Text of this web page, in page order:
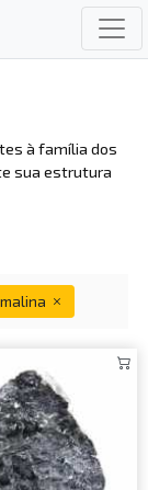
à família dos
sua estrutura